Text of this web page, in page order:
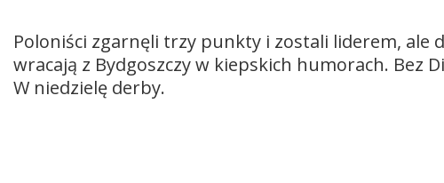
Poloniści zgarnęli trzy punkty i zostali liderem, ale
wracają z Bydgoszczy w kiepskich humorach. Bez
W niedzielę derby.